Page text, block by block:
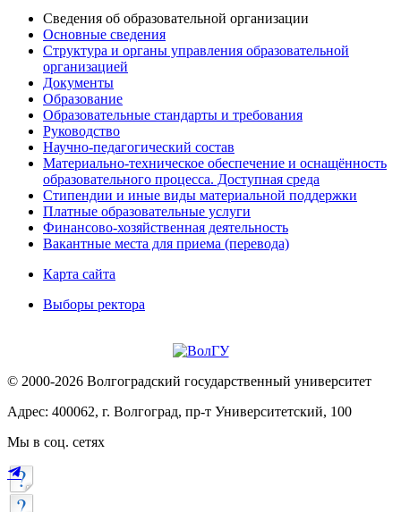
Сведения об образовательной организации
Основные сведения
Структура и органы управления образовательной
организацией
Документы
Образование
Образовательные стандарты и требования
Руководство
Научно-педагогический состав
Материально-техническое обеспечение и оснащённость
образовательного процесса. Доступная среда
Стипендии и иные виды материальной поддержки
Платные образовательные услуги
Финансово-хозяйственная деятельность
Вакантные места для приема (перевода)
Карта сайта
Выборы ректора
© 2000-2026 Волгоградский государственный университет
Адрес: 400062, г. Волгоград, пр-т Университетский, 100
Мы в соц. сетях